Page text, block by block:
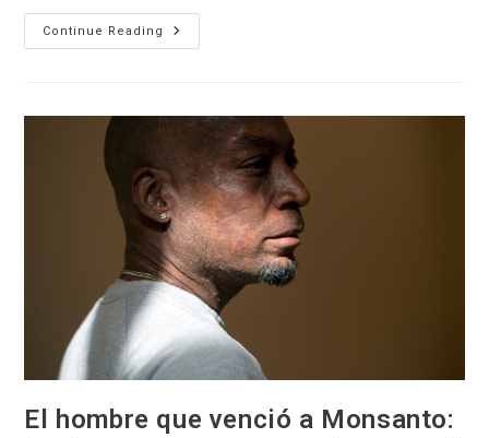
Continue Reading
Monsanto
Papers:
Gillam
El hombre que venció a Monsanto: